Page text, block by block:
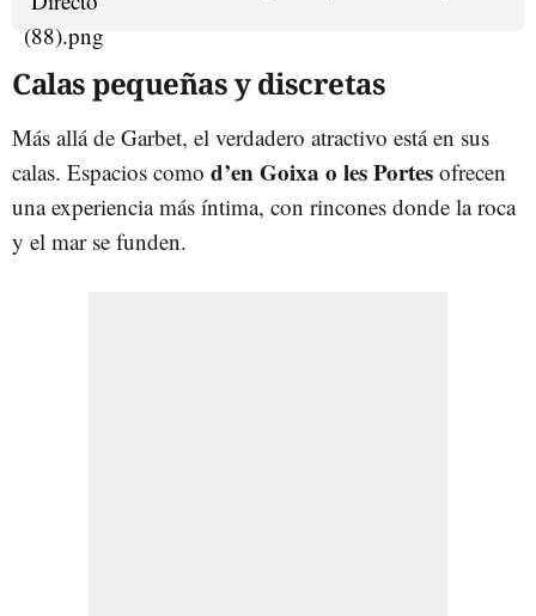
Calas pequeñas y discretas
Más allá de Garbet, el verdadero atractivo está en sus
calas. Espacios como d’en Goixa o les Portes ofrecen
una experiencia más íntima, con rincones donde la roca
y el mar se funden.